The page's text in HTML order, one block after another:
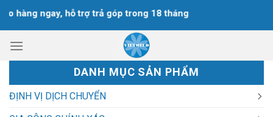
Chuyển
dung
ngay, hỗ trợ trả góp trong 18 tháng
DANH MỤC SẢN PHẨM
ĐỊNH VỊ DỊCH CHUYỂN